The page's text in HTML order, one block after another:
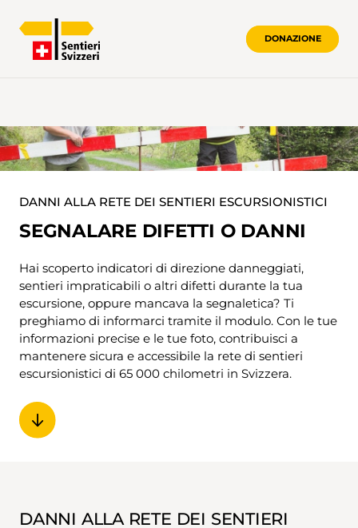
DONAZIONE
DANNI ALLA RETE DEI SENTIERI ESCURSIONISTICI
SEGNALARE DIFETTI O DANNI
Hai scoperto indicatori di direzione danneggiati,
sentieri impraticabili o altri difetti durante la tua
escursione, oppure mancava la segnaletica? Ti
preghiamo di informarci tramite il modulo. Con le tue
informazioni precise e le tue foto, contribuisci a
mantenere sicura e accessibile la rete di sentieri
escursionistici di 65 000 chilometri in Svizzera.
DANNI ALLA RETE DEI SENTIERI